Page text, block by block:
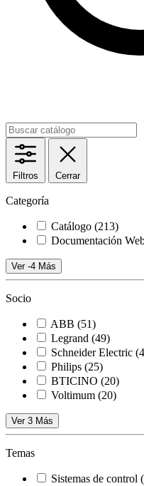
Filtros Cerrar
Categoría
Catálogo (213)
Documentación
Ver -4 Más
Socio
ABB (51)
Legrand (49)
Schneider Electric
Philips (25)
BTICINO (20)
Voltimum (20)
Ver 3 Más
Temas
Sistemas de control